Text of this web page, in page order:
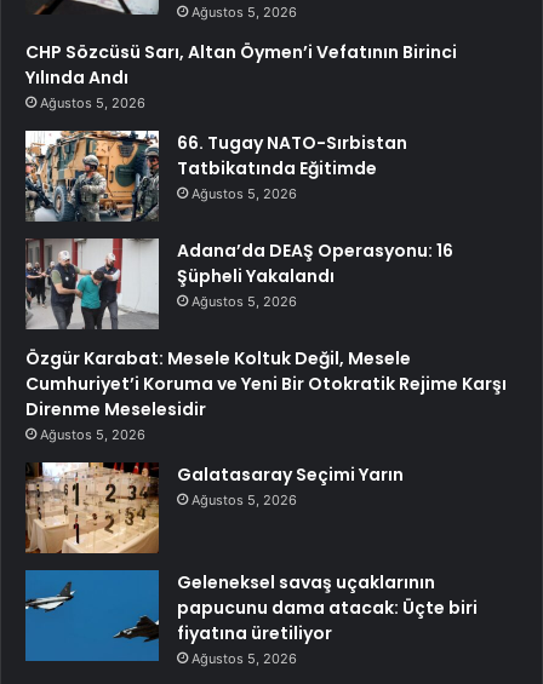
Ağustos 5, 2026
CHP Sözcüsü Sarı, Altan Öymen’i Vefatının Birinci
Yılında Andı
Ağustos 5, 2026
66. Tugay NATO-Sırbistan
Tatbikatında Eğitimde
Ağustos 5, 2026
Adana’da DEAŞ Operasyonu: 16
Şüpheli Yakalandı
Ağustos 5, 2026
Özgür Karabat: Mesele Koltuk Değil, Mesele
Cumhuriyet’i Koruma ve Yeni Bir Otokratik Rejime Karşı
Direnme Meselesidir
Ağustos 5, 2026
Galatasaray Seçimi Yarın
Ağustos 5, 2026
Geleneksel savaş uçaklarının
papucunu dama atacak: Üçte biri
fiyatına üretiliyor
Ağustos 5, 2026